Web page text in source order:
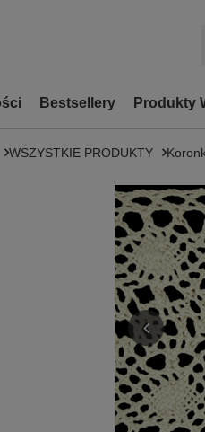
Bestsellery Produkty
WSZYSTKIE PRODUKTY